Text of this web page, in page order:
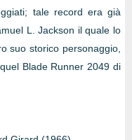
tale record era già
L. Jackson il quale lo
suo storico personaggio,
Blade Runner 2049 di